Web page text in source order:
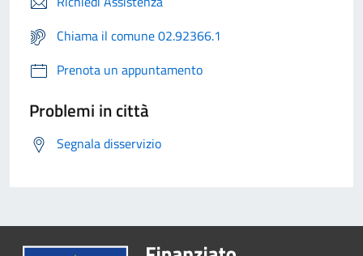
Chiama il comune 02.92366.1
Prenota un appuntamento
Problemi in città
Segnala disservizio